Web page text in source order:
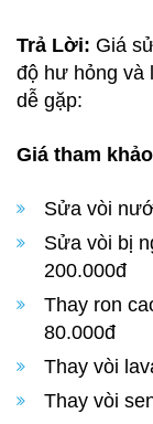
Trả Lời: Giá
độ hư hỏng và
dễ gặp:
Giá tham
Sửa vòi
Sửa vòi bị
200.000đ
Thay ron
80.000đ
Thay vòi
Thay vòi